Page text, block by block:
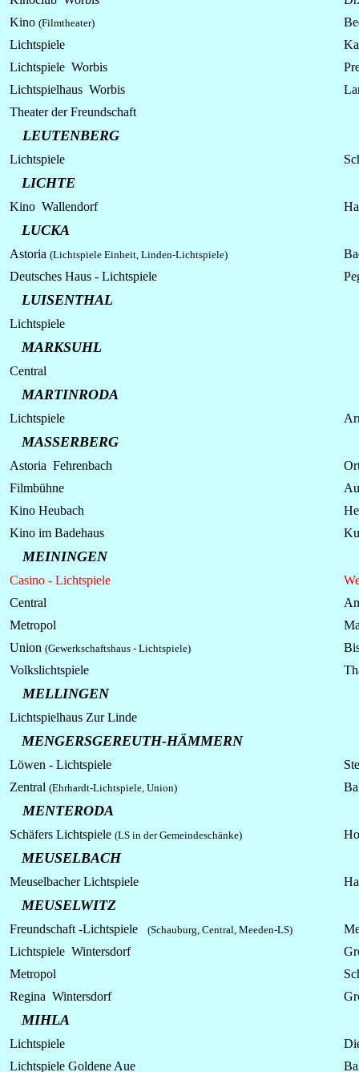
Kino (Filmtheater)
Lichtspiele
Lichtspiele Worbis
Lichtspielhaus Worbis
Theater der Freundschaft
LEUTENBERG
Lichtspiele
LICHTE
Kino Wallendorf
LUCKA
Astoria (Lichtspiele Einheit, Linden-Lichtspiele)
Deutsches Haus - Lichtspiele
LUISENTHAL
Lichtspiele
MARKSUHL
Central
MARTINRODA
Lichtspiele
MASSERBERG
Astoria Fehrenbach
Filmbühne
Kino Heubach
Kino im Badehaus
MEININGEN
Casino - Lichtspiele
Central
Metropol
Union (Gewerkschaftshaus - Lichtspiele)
Volkslichtspiele
MELLINGEN
Lichtspielhaus Zur Linde
MENGERSGEREUTH-HÄMMERN
Löwen - Lichtspiele
Zentral (Ehrhardt-Lichtspiele, Union)
MENTERODA
Schäfers Lichtspiele (LS in der Gemeindeschänke)
MEUSELBACH
Meuselbacher Lichtspiele
MEUSELWITZ
Freundschaft -Lichtspiele (Schauburg, Central, Meeden-LS)
Lichtspiele Wintersdorf
Metropol
Regina Wintersdorf
MIHLA
Lichtspiele
Lichtspiele Goldene Aue